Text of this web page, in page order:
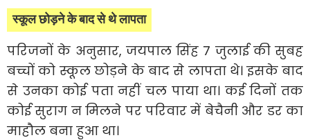
स्कूल छोड़ने के बाद से थे लापता
परिजनों के अनुसार, जयपाल सिंह 7 जुलाई की सुबह
बच्चों को स्कूल छोड़ने के बाद से लापता थे। इसके बाद
से उनका कोई पता नहीं चल पाया था। कई दिनों तक
कोई सुराग न मिलने पर परिवार में बेचैनी और डर का
माहौल बना हुआ था।